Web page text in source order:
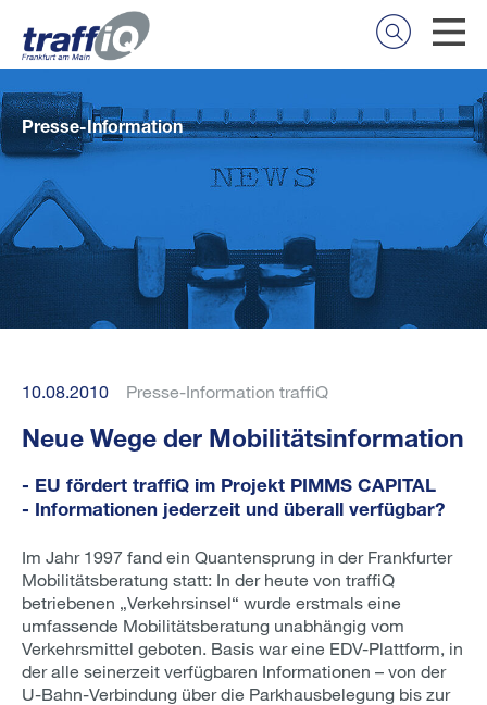
Presse-Information
10.08.2010 Presse-Information traffiQ
Neue Wege der Mobilitätsinformation
- EU fördert traffiQ im Projekt PIMMS CAPITAL
- Informationen jederzeit und überall verfügbar?
Im Jahr 1997 fand ein Quantensprung in der Frankfurter
Mobilitätsberatung statt: In der heute von traffiQ
betriebenen „Verkehrsinsel“ wurde erstmals eine
umfassende Mobilitätsberatung unabhängig vom
Verkehrsmittel geboten. Basis war eine EDV-Plattform, in
der alle seinerzeit verfügbaren Informationen – von der
U-Bahn-Verbindung über die Parkhausbelegung bis zur